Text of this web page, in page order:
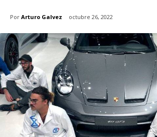
Por Arturo Galvez octubre 26, 2022